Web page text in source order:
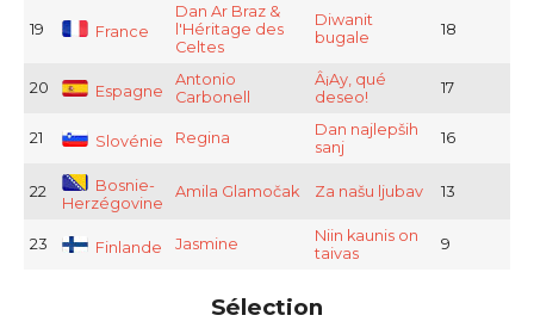
19 France
Dan Ar Braz &
l'Héritage des
Celtes
Diwanit
bugale
18
20 Espagne
Antonio
Carbonell
Â¡Ay, qué
deseo!
17
21 Slovénie Regina
Dan najlepših
sanj
16
22
Bosnie-
Herzégovine
Amila Glamočak Za našu ljubav 13
23 Finlande Jasmine
Niin kaunis on
taivas
9
Sélection